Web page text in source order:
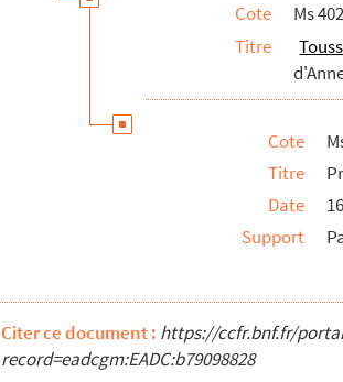
Cote
Ms
Titre
Cote
Titre
Date
Support
Citer ce document : https://ccfr.bnf.fr/
record=eadcgm:EADC:b79098828